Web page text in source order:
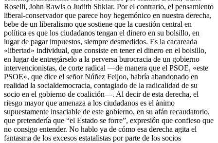
Roselli, John Rawls o Judith Shklar. Por el contrario, el pensamiento
liberal-conservador que parece hoy hegemónico en nuestra derecha,
bebe de un liberalismo que sostiene que la cuestión central en
política es que los ciudadanos tengan el dinero en su bolsillo, en
lugar de pagar impuestos, siempre desmedidos. Es la cacareada
«libertad» individual, que consiste en tener el dinero en el bolsillo,
en lugar de entregárselo a la perversa burocracia de un gobierno
intervencionistas, de corte radical —de manera que el PSOE, «este
PSOE», que dice el señor Núñez Feijoo, habría abandonado en
realidad la socialdemocracia, contagiado de la radicalidad de su
socio en el gobierno de coalición—. Al decir de esta derecha, el
riesgo mayor que amenaza a los ciudadanos es el ánimo
supuestamente insaciable de este gobierno, en su afán recaudatorio,
que pretendería que “el Estado se forre”, expresión que confieso que
no consigo entender. No hablo ya de cómo esa derecha agita el
fantasma de los excesos estatalistas por parte de los socios